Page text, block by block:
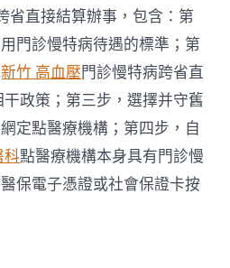
省直接結算辦事，包含：第
門診慢特病待遇的標準；第
新竹 高血壓門診慢特病跨省直
干政策；第三步，選擇并守舊
定點醫療機構；第四步，自
科點醫療機構本身具有門診慢
保電子憑證或社會保證卡按